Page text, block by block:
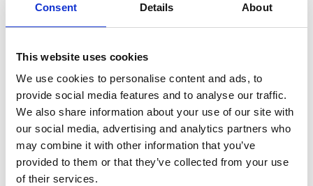
Consent Details About
This website uses cookies
We use cookies to personalise content and ads, to
provide social media features and to analyse our traffic.
We also share information about your use of our site with
our social media, advertising and analytics partners who
may combine it with other information that you’ve
provided to them or that they’ve collected from your use
of their services.
Productspecificaties
Hoogte
2 cm
Breedte
50 cm
Diepte